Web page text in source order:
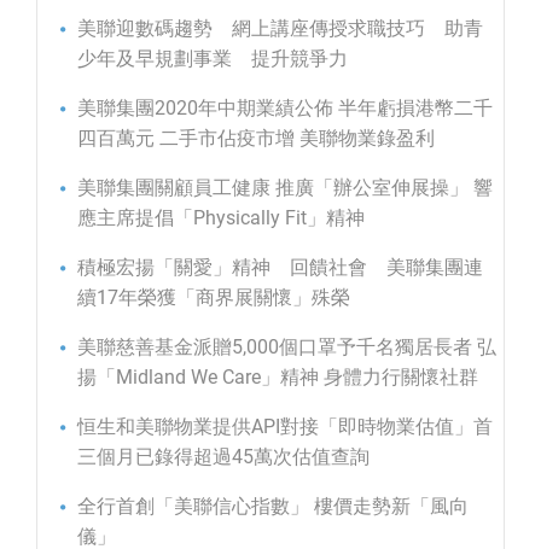
美聯迎數碼趨勢 網上講座傳授求職技巧 助青
少年及早規劃事業 提升競爭力
美聯集團2020年中期業績公佈 半年虧損港幣二千
四百萬元 二手市佔疫市增 美聯物業錄盈利
美聯集團關顧員工健康 推廣「辦公室伸展操」 響
應主席提倡「Physically Fit」精神
積極宏揚「關愛」精神 回饋社會 美聯集團連
續17年榮獲「商界展關懷」殊榮
美聯慈善基金派贈5,000個口罩予千名獨居長者 弘
揚「Midland We Care」精神 身體力行關懷社群
恒生和美聯物業提供API對接「即時物業估值」首
三個月已錄得超過45萬次估值查詢
全行首創「美聯信心指數」 樓價走勢新「風向
儀」